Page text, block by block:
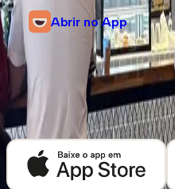
Abrir no App
Descubra mais
Baixe o app Kafex e encontre as
perto de você.